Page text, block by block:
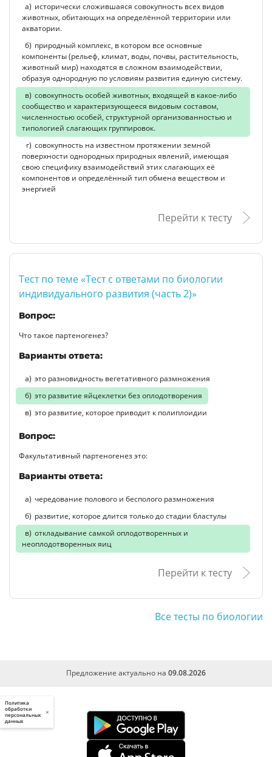
исторически сложившаяся совокупность всех видов
животных, обитающих на определённой территории или
акватории.
природный комплекс, в котором все основные
компоненты (рельеф, климат, воды, почвы, растительность,
животный мир) находятся в сложном взаимодействии,
образуя однородную по условиям развития единую систему.
совокупность особей животных, входящей в какое-либо
сообщество и характеризующееся видовым составом,
численностью особей, структурной организованностью и
типологией слагающих группировок.
совокупность на известном протяжении земной
поверхности однородных природных явлений, имеющая
свою специфику взаимодействий этих слагающих её
компонентов и определённый тип обмена веществом и
энергией
Перейти к тесту
Тест по теме «Тест с ответами по биологии
индивидуального развития (часть 2)»
Вопрос:
Что такое партеногенез?
Варианты ответа:
это разновидность вегетативного размножения
это развитие яйцеклетки без оплодотворения
это развитие, которое приводит к полиплоидии
Вопрос:
Факультативный партеногенез это:
Варианты ответа:
чередование полового и бесполого размножения
развитие, которое длится только до стадии бластулы
откладывание самкой оплодотворенных и
неоплодотворенных яиц
Перейти к тесту
Все тесты по биологии
Предложение актуально на 09.08.2026
Политика
обработки
персональных
данных
×